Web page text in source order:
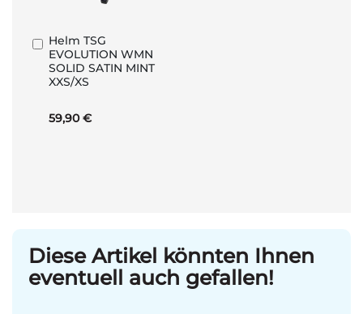
Helm TSG
EVOLUTION WMN
SOLID SATIN MINT
XXS/XS
59,90 €
In
den
Warenkorb
Diese Artikel könnten Ihnen
eventuell auch gefallen!